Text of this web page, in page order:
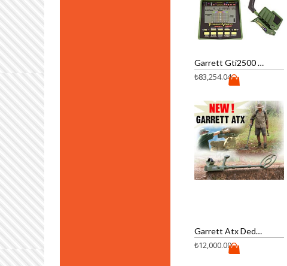
Garrett Gti2500 Dedektör (standart)
₺83,254.04
Garrett Atx Dedektör Pulse
₺12,000.00